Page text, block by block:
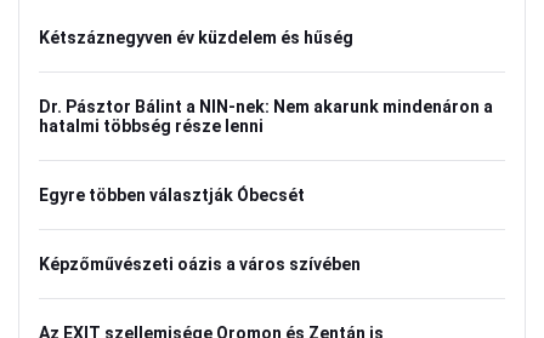
Kétszáznegyven év küzdelem és hűség
Dr. Pásztor Bálint a NIN-nek: Nem akarunk mindenáron a
hatalmi többség része lenni
Egyre többen választják Óbecsét
Képzőművészeti oázis a város szívében
Az EXIT szellemisége Oromon és Zentán is